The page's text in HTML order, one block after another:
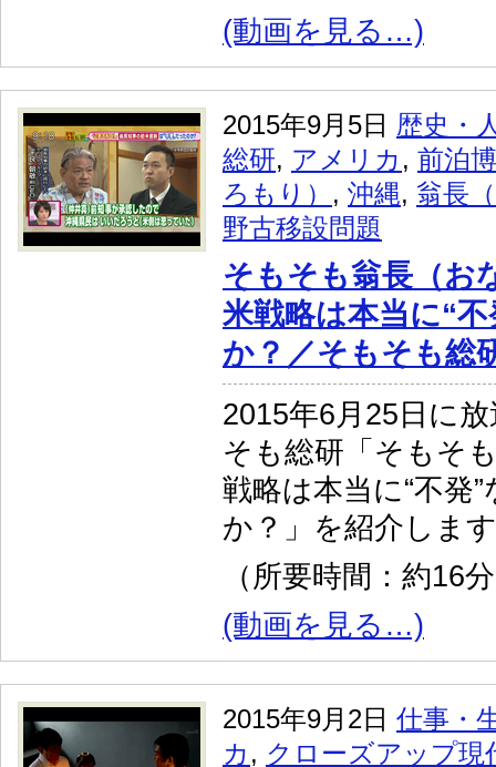
(動画を見る…)
2015年9月5日 歴史・
総研, アメリカ , 前泊
ろもり） , 沖縄, 翁長
野古移設問題
そもそも翁長（お
米戦略は本当に“
か？／そもそも総
2015年6月25日に
そも総研「そもそ
戦略は本当に“不発
か？」を紹介しま
（所要時間：約16
(動画を見る…)
2015年9月2日 仕事・
カ , クローズアップ現